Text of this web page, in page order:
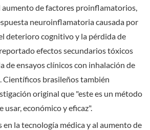
aumento de factores proinflamatorios,
neuroinflamatoria causada por
deterioro cognitivo y la pérdida de
efectos secundarios tóxicos
de ensayos clínicos con inhalación de
Científicos brasileños también
original que "este es un método
económico y eficaz".
en la tecnología médica y al aumento de